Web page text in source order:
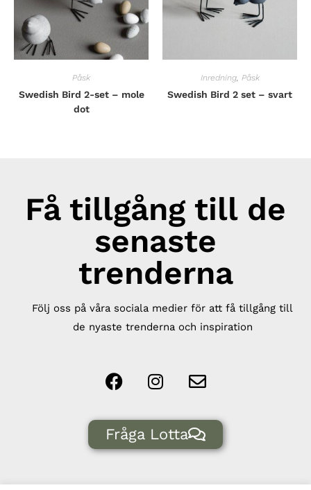
Påsk
Swedish Bird 2-set – mole
dot
Inredning, Påsk
Swedish Bird 2 set – svart
Få tillgång till de
senaste
trenderna
Följ oss på våra sociala medier för att få tillgång till
de nyaste trenderna och inspiration
Fråga Lotta